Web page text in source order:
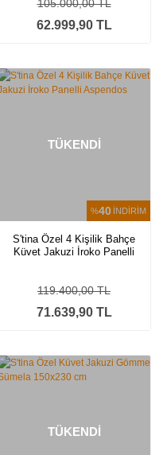
62.999,90 TL
105.000,00 TL
%40 İNDİRİM
TÜKENDİ
S'tina Özel 4 Kişilik Bahçe
Küvet Jakuzi İroko Panelli
71.639,90 TL
119.400,00 TL
TÜKENDİ